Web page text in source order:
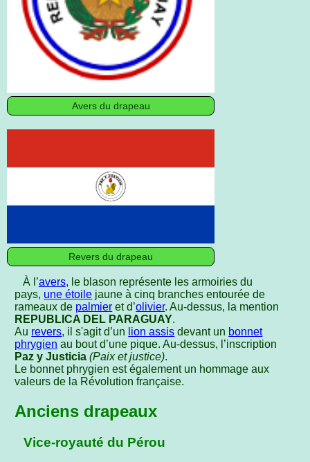
Avers du drapeau
Revers du drapeau
À l’avers, le blason représente les armoiries du
pays, une étoile jaune à cinq branches entourée de
rameaux de palmier et d’olivier. Au-dessus, la mention
REPUBLICA DEL PARAGUAY.
Au revers, il s'agit d’un lion assis devant un bonnet
phrygien au bout d’une pique. Au-dessus, l’inscription
Paz y Justicia (Paix et justice).
Le bonnet phrygien est également un hommage aux
valeurs de la Révolution française.
Anciens drapeaux
Vice-royauté du Pérou